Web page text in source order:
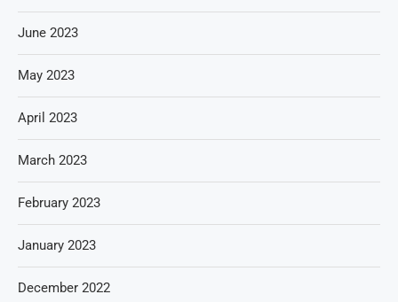
June 2023
May 2023
April 2023
March 2023
February 2023
January 2023
December 2022